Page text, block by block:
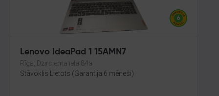
Lenovo IdeaPad 1 15AMN7
Rīga, Dzirciema iela 84a
Stāvoklis Lietots (Garantija 6 mēneši)